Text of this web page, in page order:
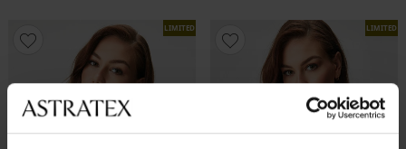
LIMITED LIMITED